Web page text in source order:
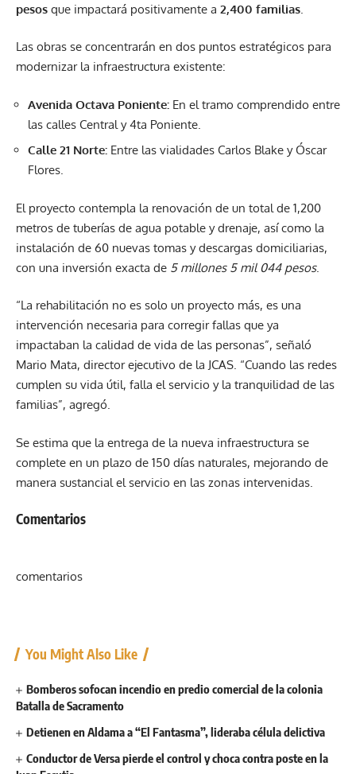
pesos que impactará positivamente a 2,400 familias
Las obras se concentrarán en dos puntos estratégicos para
modernizar la infraestructura existente:
Avenida Octava Poniente: En el tramo comprendido entre
las calles Central y 4ta Poniente.
Calle 21 Norte: Entre las vialidades Carlos Blake y Óscar
Flores.
El proyecto contempla la renovación de un total de 1,200
metros de tuberías de agua potable y drenaje, así como la
instalación de 60 nuevas tomas y descargas domiciliarias,
con una inversión exacta de 5 millones 5 mil 044 pesos.
“La rehabilitación no es solo un proyecto más, es una
intervención necesaria para corregir fallas que ya
impactaban la calidad de vida de las personas”, señaló
Mario Mata, director ejecutivo de la JCAS. “Cuando las redes
cumplen su vida útil, falla el servicio y la tranquilidad de las
familias”, agregó.
Se estima que la entrega de la nueva infraestructura se
complete en un plazo de 150 días naturales, mejorando de
manera sustancial el servicio en las zonas intervenidas.
Comentarios
comentarios
You Might Also Like
Bomberos sofocan incendio en predio comercial de la colonia
Batalla de Sacramento
Detienen en Aldama a “El Fantasma”, lideraba célula delictiva
Conductor de Versa pierde el control y choca contra poste en la